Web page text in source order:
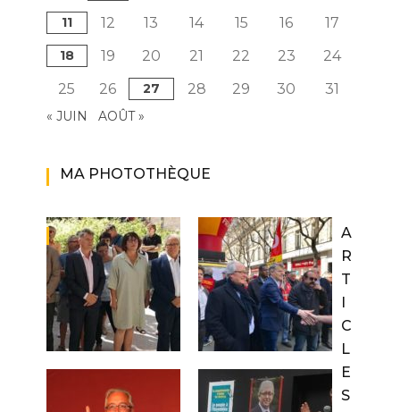
11 12 13 14 15 16 17
18 19 20 21 22 23
24
25
26 27 28 29 30 31
« JUIN AOÛT »
MA PHOTOTHÈQUE
A
R
T
I
C
L
E
S